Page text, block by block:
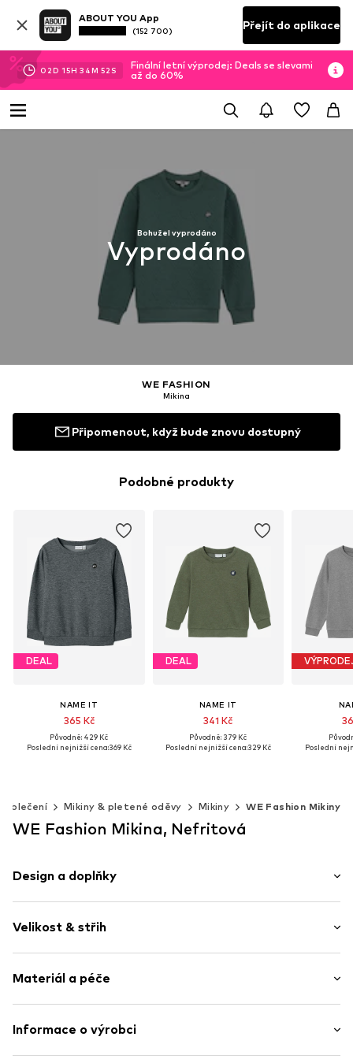
ABOUT YOU App
(152 700) Přejít do aplikace
02D 15H 34M 52 S
Finální letní výprodej: Deals se slevami
až do 60%
Bohužel vyprodáno
Vyprodáno
WE FASHION
Mikina
Připomenout, když bude znovu dostupný
Podobné produkty
DEAL
NAME IT
365 Kč
Původně: 429 Kč
Poslední nejnižší cena:369 Kč
DEAL
NAME IT
341 Kč
Původně: 379 Kč
Poslední nejnižší cena:329 Kč
Poslední
Oblečení Mikiny & pletené oděvy Mikiny WE Fashion Mikiny
WE Fashion Mikina, Nefritová
Design a doplňky
Kulatý výstřih
Rovný lem
Celoplošný vzor
Položka č. WEFea1o001000001
Velikost & střih
Střih: Normální střih
Materiál a péče
Materiál: 60% Bavlna, 38% Polyester - PES (recyklovaný),
Informace o výrobci